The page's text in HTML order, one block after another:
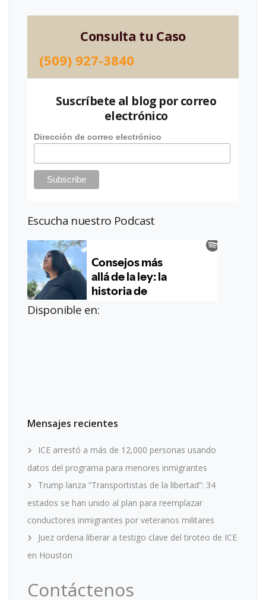
Consulta tu Caso
(509) 927-3840
Suscríbete al blog por correo
electrónico
Dirección de correo electrónico
Escucha nuestro Podcast
Disponible en:
Mensajes recientes
ICE arrestó a más de 12,000 personas usando
datos del programa para menores inmigrantes
Trump lanza “Transportistas de la libertad”: 34
estados se han unido al plan para reemplazar
conductores inmigrantes por veteranos militares
Juez ordena liberar a testigo clave del tiroteo de ICE
en Houston
Contáctenos